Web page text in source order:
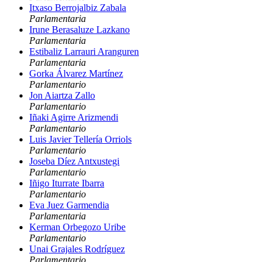
Itxaso Berrojalbiz Zabala
Parlamentaria
Irune Berasaluze Lazkano
Parlamentaria
Estibaliz Larrauri Aranguren
Parlamentaria
Gorka Álvarez Martínez
Parlamentario
Jon Aiartza Zallo
Parlamentario
Iñaki Agirre Arizmendi
Parlamentario
Luis Javier Tellería Orriols
Parlamentario
Joseba Díez Antxustegi
Parlamentario
Iñigo Iturrate Ibarra
Parlamentario
Eva Juez Garmendia
Parlamentaria
Kerman Orbegozo Uribe
Parlamentario
Unai Grajales Rodríguez